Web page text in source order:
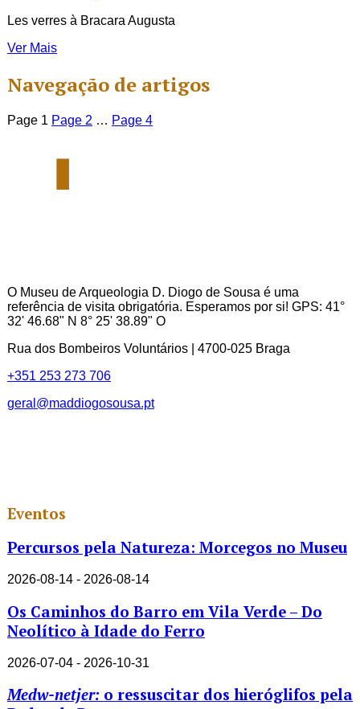
Les verres à Bracara Augusta
Ver Mais
Navegação de artigos
Page 1 Page 2 … Page 4
O Museu de Arqueologia D. Diogo de Sousa é uma
referência de visita obrigatória. Esperamos por si! GPS: 41°
32' 46.68" N 8° 25' 38.89" O
Rua dos Bombeiros Voluntários | 4700-025 Braga
+351 253 273 706
geral@maddiogosousa.pt
Eventos
Percursos pela Natureza: Morcegos no Museu
2026-08-14 - 2026-08-14
Os Caminhos do Barro em Vila Verde – Do
Neolítico à Idade do Ferro
2026-07-04 - 2026-10-31
Medw-netjer: o ressuscitar dos hieróglifos pela